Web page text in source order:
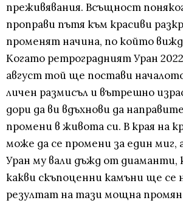
преживявания. Всъщност
проправи пътя към красиви
променят начина, по който
Когато ретроградният Уран
август той ще постави
личен размисъл и вътрешно
дори да ви вдъхнови да
промени в живота си. В края на
може да се промени за един миг,
Уран му вали дъжд от диаманти,
какви скъпоценни камъни ще се
резултат на тази мощна